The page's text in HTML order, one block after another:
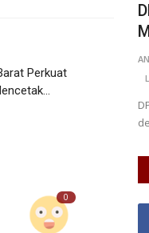
Perkuat
0